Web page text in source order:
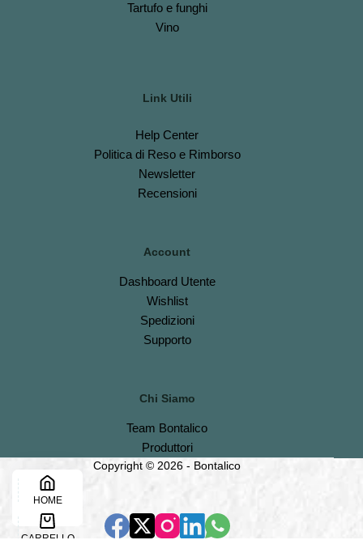
Tartufo e funghi
Vino
Link Utili
Help Center
Politica di Reso e Rimborso
Newsletter
Recensioni
Account
DashboardUtente
Wishlist
Spedizioni
Supporto
Chi Siamo
Team Bontalico
Produttori
Copyright © 2026 - Bontalico
HOME
CARRELLO